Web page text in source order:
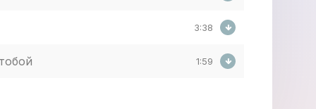
3:38
1:59